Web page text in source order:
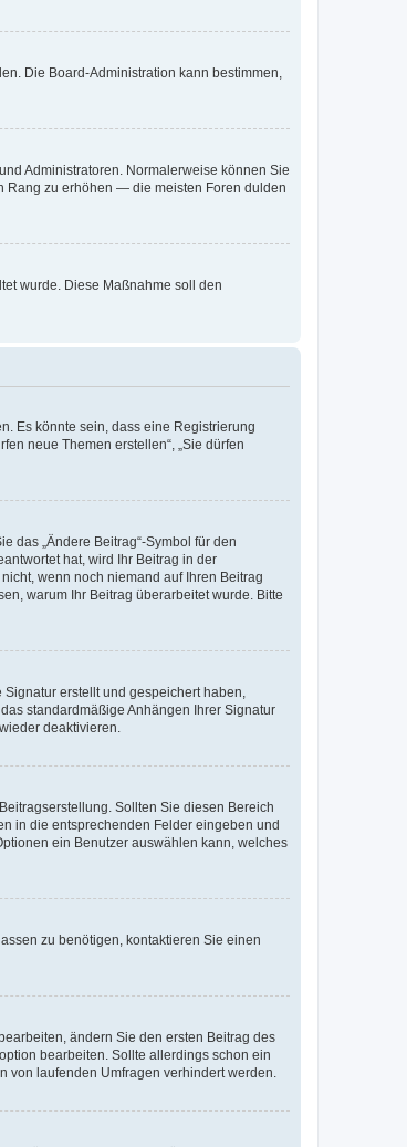
Die Board-Administration kann bestimmen,
Administratoren. Normalerweise können Sie
Rang zu erhöhen — die meisten Foren dulden
wurde. Diese Maßnahme soll den
Es könnte sein, dass eine Registrierung
neue Themen erstellen“, „Sie dürfen
das „Ändere Beitrag“-Symbol für den
hat, wird Ihr Beitrag in der
wenn noch niemand auf Ihren Beitrag
warum Ihr Beitrag überarbeitet wurde. Bitte
erstellt und gespeichert haben,
standardmäßige Anhängen Ihrer Signatur
deaktivieren.
Sollten Sie diesen Bereich
in die entsprechenden Felder eingeben und
ein Benutzer auswählen kann, welches
zu benötigen, kontaktieren Sie einen
ändern Sie den ersten Beitrag des
bearbeiten. Sollte allerdings schon ein
von laufenden Umfragen verhindert werden.